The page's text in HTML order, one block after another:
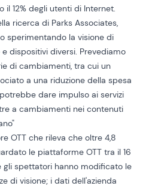
il 12% degli utenti di Internet.
ricerca di Parks Associates,
sperimentando la visione di
dispositivi diversi. Prevediamo
di cambiamenti, tra cui un
a una riduzione della spesa
dare impulso ai servizi
a cambiamenti nei contenuti
OTT che rileva che oltre 4,8
le piattaforme OTT tra il 16
gli spettatori hanno modificato le
di visione; i dati dell'azienda